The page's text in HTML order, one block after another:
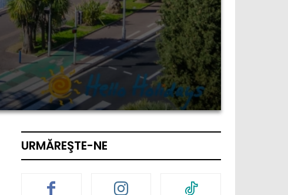
URMĂREŞTE-NE